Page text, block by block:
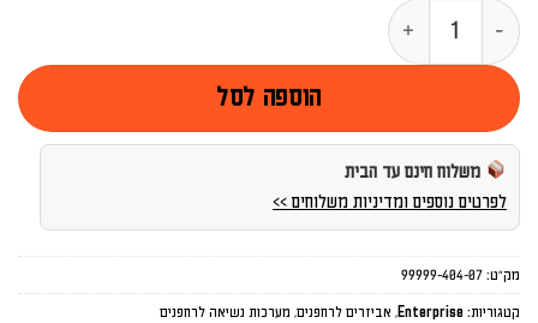
כמות של DJI AS1 Speaker for DJI Matrice 4 Series
הוספה לסל
משלוח חינם עד הבית
לפרטים נוספים ומדיניות משלוחים >>
מק"ט: 99999-404-07
קטגוריות: Enterprise
, אביזרים לרחפנים, מערכות נשיאה לרחפנים